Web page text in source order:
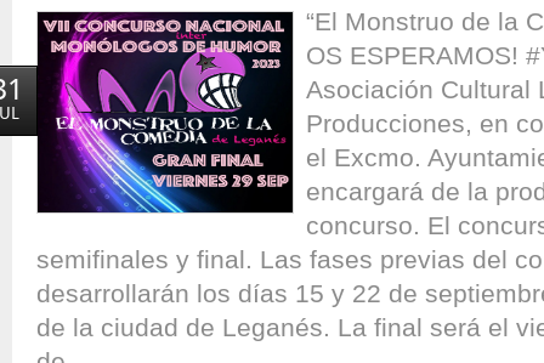
VII
“El Monstruo de la
OS ESPERAMOS!
Asociación Cultural
Producciones, en
el Excmo.
encargará de la
concurso. El
semifinales y final. Las fases previas del
desarrollarán los días 15 y 22 de
de la ciudad de Leganés. La final será el